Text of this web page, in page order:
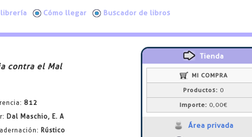
librería Cómo llegar Buscador de libros
contra el Mal
812
Dal Maschio, E. A
Rústico
Tienda
MI COMPRA
Productos: 0
Importe: 0,00€
Área privada